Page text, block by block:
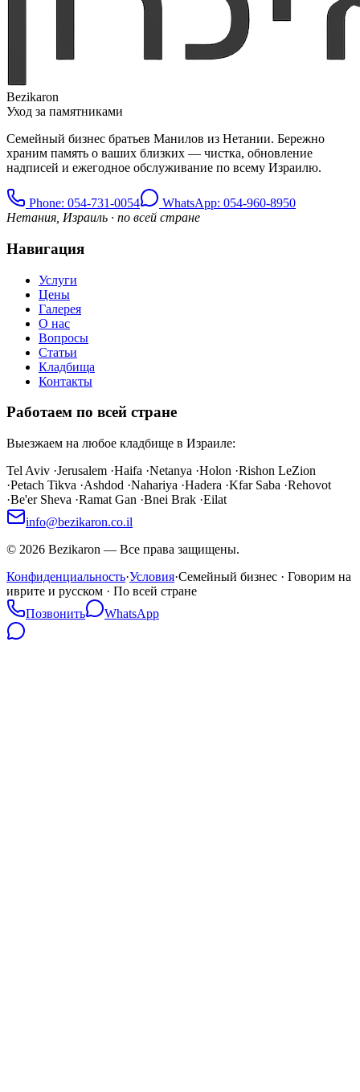
Bezikaron
Уход за памятниками
Семейный бизнес братьев Манилов из Нетании. Бережно
храним память о ваших близких — чистка, обновление
надписей и ежегодное обслуживание по всему Израилю.
Phone: 054-731-0054
WhatsApp: 054-960-8950
Нетания, Израиль · по всей стране
Навигация
Услуги
Цены
Галерея
О нас
Вопросы
Статьи
Кладбища
Контакты
Работаем по всей стране
Выезжаем на любое кладбище в Израиле:
Tel Aviv ·Jerusalem ·Haifa ·Netanya ·Holon ·Rishon LeZion
·Petach Tikva ·Ashdod ·Nahariya ·Hadera ·Kfar Saba ·Rehovot
·Be'er Sheva ·Ramat Gan ·Bnei Brak ·Eilat
info@bezikaron.co.il
© 2026 Bezikaron — Все права защищены.
Конфиденциальность·Условия·Семейный бизнес · Говорим на
иврите и русском · По всей стране
Позвонить
WhatsApp